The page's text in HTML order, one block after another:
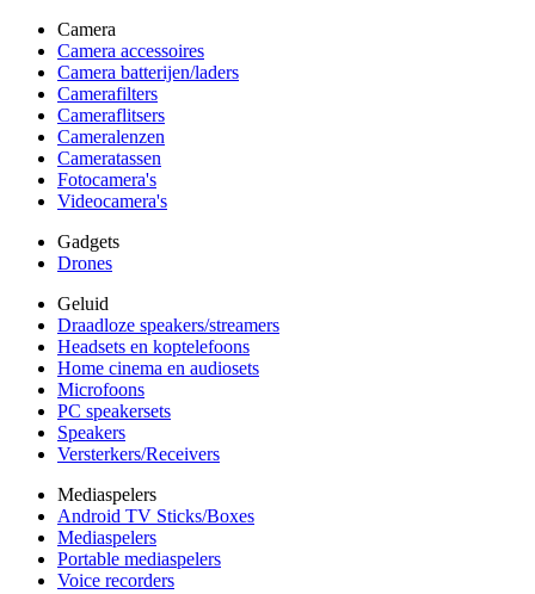
Camera
Camera accessoires
Camera batterijen/laders
Camerafilters
Cameraflitsers
Cameralenzen
Cameratassen
Fotocamera's
Videocamera's
Gadgets
Drones
Geluid
Draadloze speakers/streamers
Headsets en koptelefoons
Home cinema en audiosets
Microfoons
PC speakersets
Speakers
Versterkers/Receivers
Mediaspelers
Android TV Sticks/Boxes
Mediaspelers
Portable mediaspelers
Voice recorders